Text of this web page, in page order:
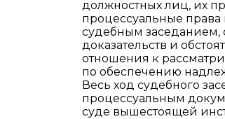
должностных лиц, их
процессуальные
судебным заседанием,
доказательств и
отношения к
по обеспечению
Весь ход судебного
процессуальным
суде вышестоящей